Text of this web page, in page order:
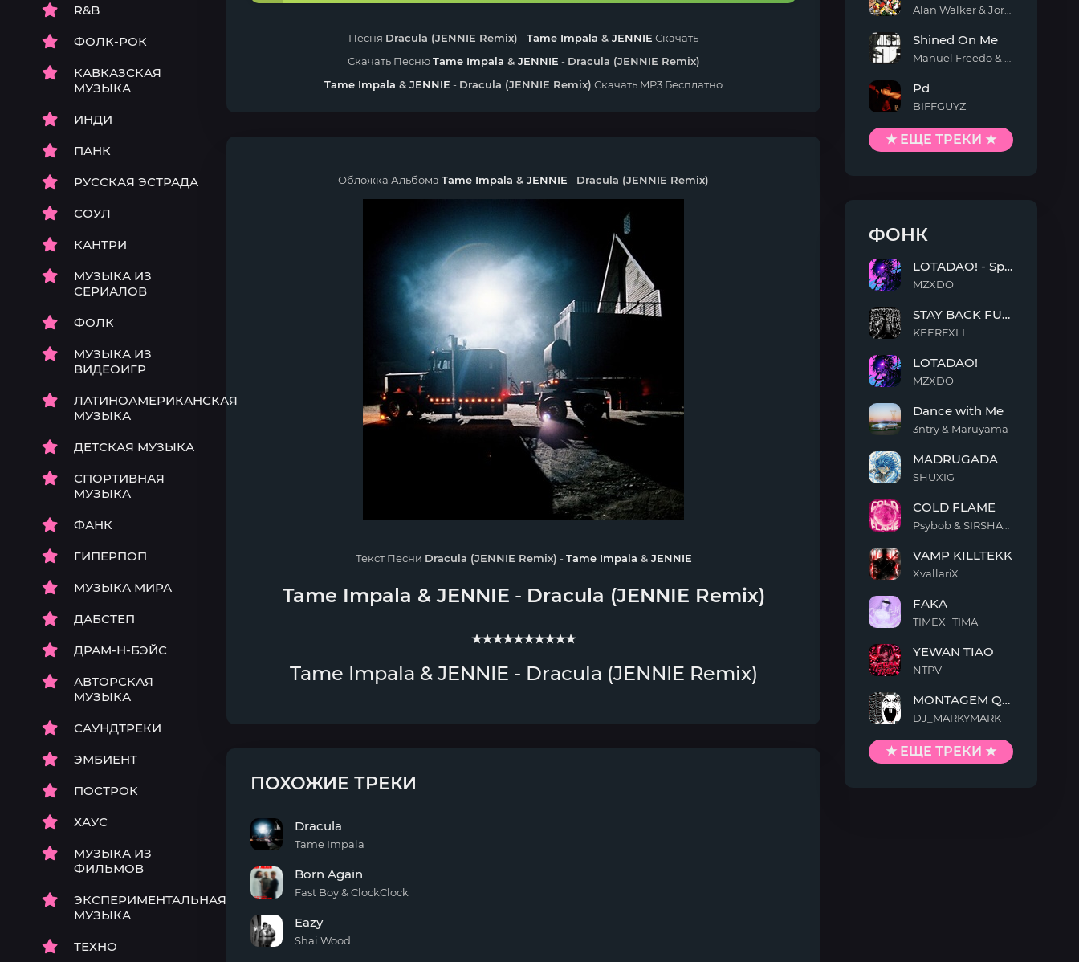
R&B
ФОЛК-РОК
КАВКАЗСКАЯ
МУЗЫКА
ИНДИ
ПАНК
РУССКАЯ ЭСТРАДА
СОУЛ
КАНТРИ
МУЗЫКА ИЗ
СЕРИАЛОВ
ФОЛК
МУЗЫКА ИЗ
ВИДЕОИГР
ЛАТИНОАМЕРИКАНСКАЯ
МУЗЫКА
ДЕТСКАЯ МУЗЫКА
СПОРТИВНАЯ
МУЗЫКА
ФАНК
ГИПЕРПОП
МУЗЫКА МИРА
ДАБСТЕП
ДРАМ-Н-БЭЙС
АВТОРСКАЯ
МУЗЫКА
САУНДТРЕКИ
ЭМБИЕНТ
ПОСТРОК
ХАУС
МУЗЫКА ИЗ
ФИЛЬМОВ
ЭКСПЕРИМЕНТАЛЬНАЯ
МУЗЫКА
ТЕХНО
Песня Dracula (JENNIE Remix) -Tame Impala & JENNIE Скачать
Скачать ПеснюTame Impala & JENNIE - Dracula (JENNIE Remix)
Tame Impala & JENNIE - Dracula (JENNIE Remix) Скачать MP3 Бесплатно
Обложка Альбома Tame Impala & JENNIE - Dracula (JENNIE Remix)
Текст Песни Dracula (JENNIE Remix) -Tame Impala & JENNIE
Tame Impala & JENNIE - Dracula (JENNIE Remix)
★★★★★★★★★★
Tame Impala & JENNIE - Dracula (JENNIE Remix)
ПОХОЖИЕ ТРЕКИ
Dracula
Tame Impala
Again
Born Again
Fast Boy & ClockClock
Eazy
Shai Wood
On
Me
Shined On Me
Pd
BIFFGUYZ
★ ЕЩЕ ТРЕКИ ★
ФОНК
-
Sped
LOTADAO! - Sped Up
MZXDO
BACK
FUNK
STAY BACK FUNK
KEERFXLL
LOTADAO!
MZXDO
with
Me
Dance with Me
3ntry & Maruyama
MADRUGADA
SHUXIG
FLAME
COLD FLAME
KILLTEKK
VAMP KILLTEKK
XvallariX
FAKA
TIMEX_TIMA
TIAO
YEWAN TIAO
NTPV
QUIMENTO
MONTAGEM QUIMENTO
DJ_MARKYMARK
★ ЕЩЕ ТРЕКИ ★